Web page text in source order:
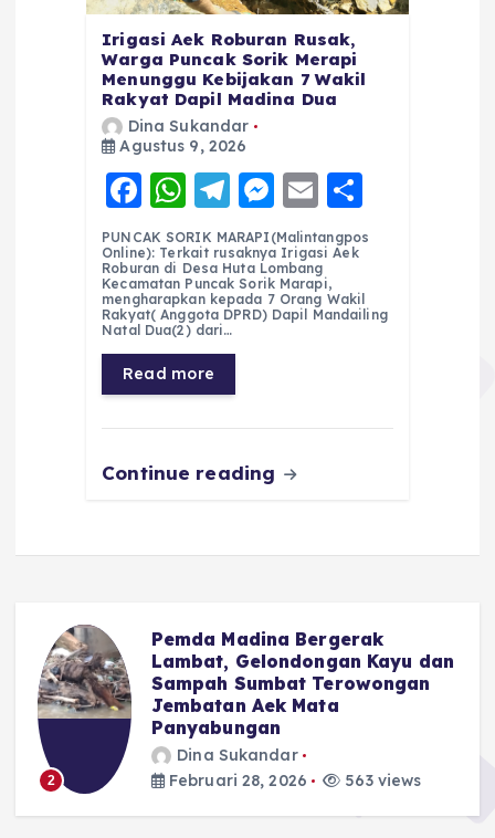
Irigasi Aek Roburan Rusak,
Warga Puncak Sorik Merapi
Menunggu Kebijakan 7 Wakil
Rakyat Dapil Madina Dua
Dina Sukandar
Agustus 9, 2026
F
a
c
e
b
o
o
k
W
h
a
ts
A
p
p
T
el
e
g
r
a
m
M
e
ss
e
n
E
m
ai
l
h
re
PUNCAK SORIK MARAPI(Malintangpos
Online): Terkait rusaknya Irigasi Aek
Roburan di Desa Huta Lombang
Kecamatan Puncak Sorik Marapi,
mengharapkan kepada 7 Orang Wakil
Rakyat( Anggota DPRD) Dapil Mandailing
Natal Dua(2) dari…
Read more
Continue reading
2
Pemda Madina Bergerak
Lambat, Gelondongan Kayu dan
Sampah Sumbat Terowongan
Jembatan Aek Mata
Panyabungan
Dina Sukandar
Februari 28, 2026
563 views